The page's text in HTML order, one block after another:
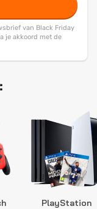
van Black Friday
je akkoord met de
PlayStation